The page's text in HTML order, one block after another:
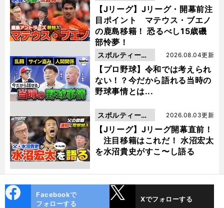
【Jリーグ】Jリーグ・開幕前注
目ポイント マテウス・ブエノ
の鹿島移籍！ 恐るべし15歳磯
部怜夢！
動画
【プロ野球】令和では考えられ
ない！？今だから語れる当時の
野球事情とは...
2026.08.04更新
スポルティーバ
動画
【Jリーグ】Jリーグ開幕直前！
注目移籍はこれだ！ 水沼宏太
を水沼貴史がすこ〜し語る
2026.08.03更新
スポルティーバ
動画
ok
Facebookで
フォローする
Xでフォローする